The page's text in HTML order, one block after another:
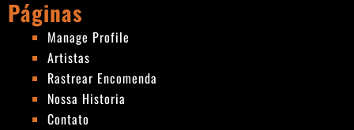
Páginas
Manage Profile
Artistas
Rastrear Encomenda
Nossa Historia
Contato